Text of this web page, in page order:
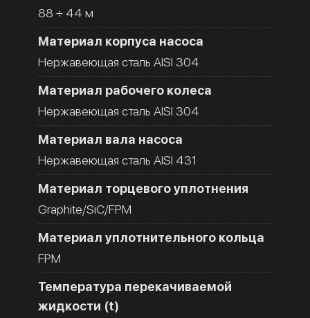
88 ÷ 44 м
Материал корпуса насоса
Нержавеющая сталь AISI 304
Материал рабочего колеса
Нержавеющая сталь AISI 304
Материал вала насоса
Нержавеющая сталь AISI 431
Материал торцевого уплотнения
Graphite/SiC/FPM
Материал уплотнительного кольца
FPM
Температура перекачиваемой
жидкости (t)